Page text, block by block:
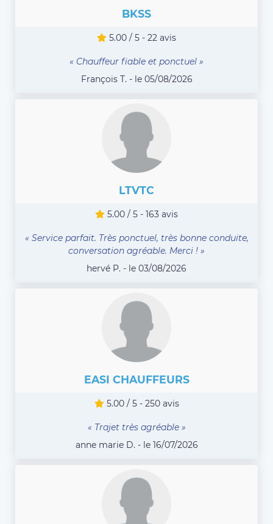
BKSS
5.00 / 5 - 22 avis
« Chauffeur fiable et ponctuel »
François T. - le 05/08/2026
LTVTC
5.00 / 5 - 163 avis
« Service parfait. Très ponctuel, très bonne conduite,
conversation agréable. Merci ! »
hervé P. - le 03/08/2026
EASI CHAUFFEURS
5.00 / 5 - 250 avis
« Trajet très agréable »
anne marie D. - le 16/07/2026